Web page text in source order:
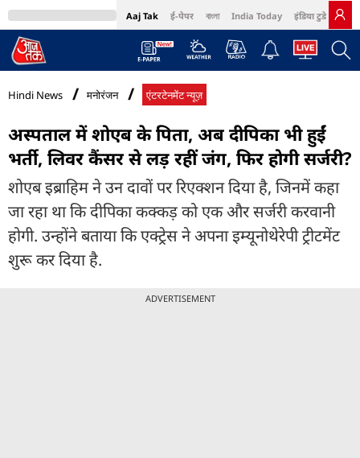
Aaj Tak ई-पेपर বাংলা India Today इंडिया टुडे हिंदी
MumbaiTak Cosmopolitan Harper's Bazaar Northeast
Hindi News मनोरंजन एंटरटेनमेंट न्यूज़
अस्पताल में शोएब के पिता, अब दीपिका भी हुईं
भर्ती, लिवर कैंसर से लड़ रहीं जंग, फिर होगी सर्जरी?
शोएब इब्राहिम ने उन दावों पर रिएक्शन दिया है, जिनमें कहा
जा रहा था कि दीपिका कक्कड़ को एक और सर्जरी करवानी
होगी. उन्होंने बताया कि एक्ट्रेस ने अपना इम्यूनोथेरेपी ट्रीटमेंट
शुरू कर दिया है.
ADVERTISEMENT